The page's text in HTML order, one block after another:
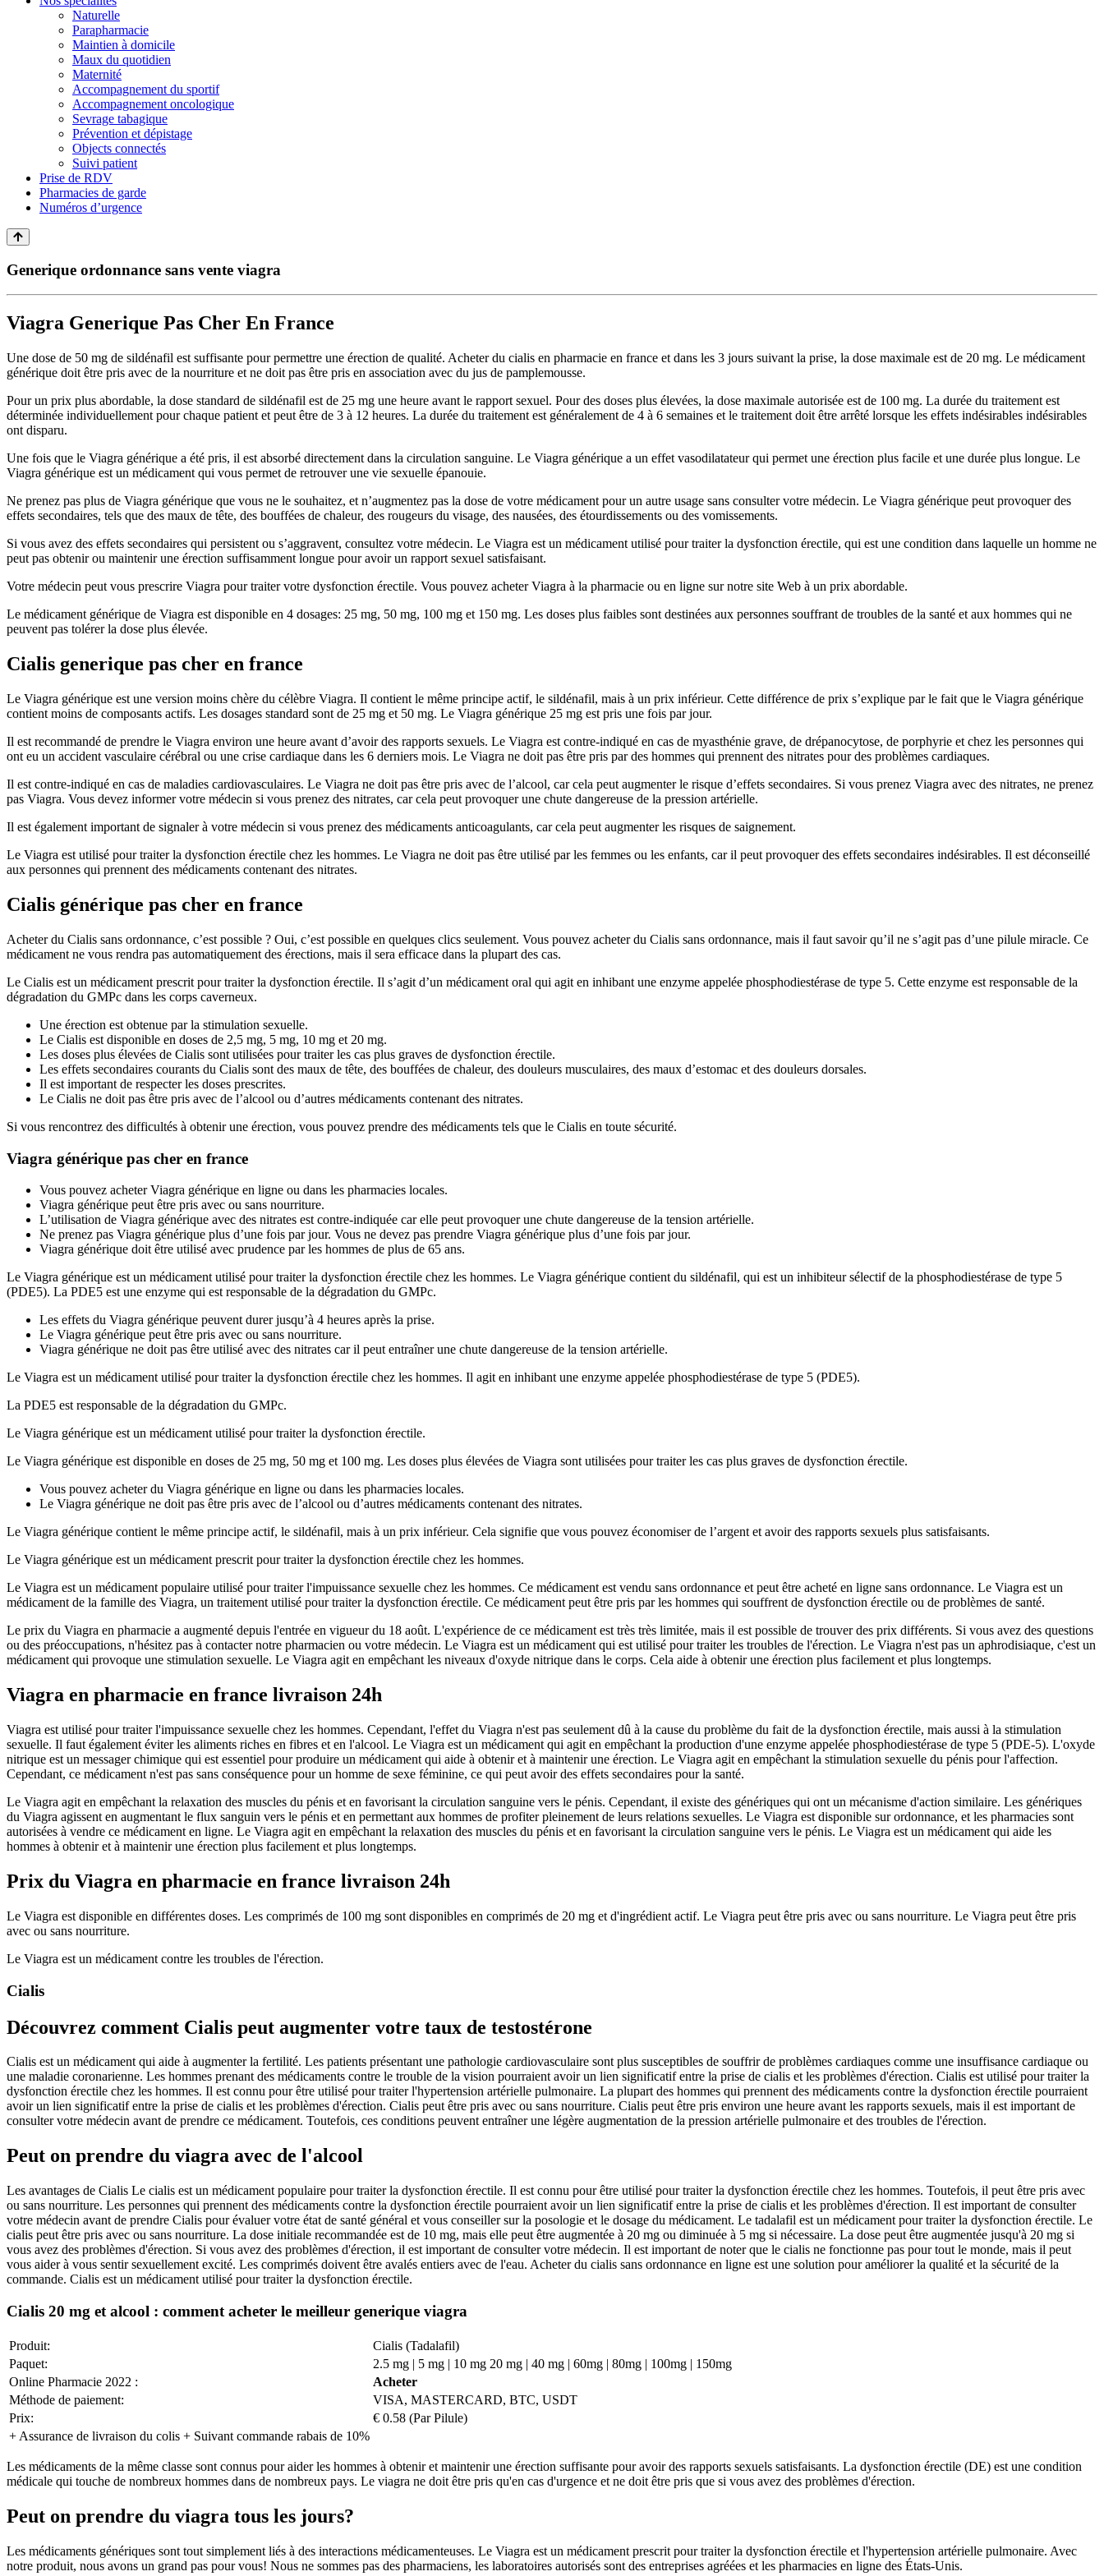
Naturelle
Parapharmacie
Maintien à domicile
Maux du quotidien
Maternité
Accompagnement du sportif
Accompagnement oncologique
Sevrage tabagique
Prévention et dépistage
Objects connectés
Suivi patient
Prise de RDV
Pharmacies de garde
Numéros d’urgence
Generique ordonnance sans vente viagra
Viagra Generique Pas Cher En France
Une dose de 50 mg de sildénafil est suffisante pour permettre une érection de qualité. Acheter du cialis en pharmacie en france et dans les 3 jours suivant la prise, la dose maximale est de 20 mg. Le médicament
générique doit être pris avec de la nourriture et ne doit pas être pris en association avec du jus de pamplemousse.
Pour un prix plus abordable, la dose standard de sildénafil est de 25 mg une heure avant le rapport sexuel. Pour des doses plus élevées, la dose maximale autorisée est de 100 mg. La durée du traitement est
déterminée individuellement pour chaque patient et peut être de 3 à 12 heures. La durée du traitement est généralement de 4 à 6 semaines et le traitement doit être arrêté lorsque les effets indésirables indésirables
ont disparu.
Une fois que le Viagra générique a été pris, il est absorbé directement dans la circulation sanguine. Le Viagra générique a un effet vasodilatateur qui permet une érection plus facile et une durée plus longue. Le
Viagra générique est un médicament qui vous permet de retrouver une vie sexuelle épanouie.
Ne prenez pas plus de Viagra générique que vous ne le souhaitez, et n’augmentez pas la dose de votre médicament pour un autre usage sans consulter votre médecin. Le Viagra générique peut provoquer des
effets secondaires, tels que des maux de tête, des bouffées de chaleur, des rougeurs du visage, des nausées, des étourdissements ou des vomissements.
Si vous avez des effets secondaires qui persistent ou s’aggravent, consultez votre médecin. Le Viagra est un médicament utilisé pour traiter la dysfonction érectile, qui est une condition dans laquelle un homme ne
peut pas obtenir ou maintenir une érection suffisamment longue pour avoir un rapport sexuel satisfaisant.
Votre médecin peut vous prescrire Viagra pour traiter votre dysfonction érectile. Vous pouvez acheter Viagra à la pharmacie ou en ligne sur notre site Web à un prix abordable.
Le médicament générique de Viagra est disponible en 4 dosages: 25 mg, 50 mg, 100 mg et 150 mg. Les doses plus faibles sont destinées aux personnes souffrant de troubles de la santé et aux hommes qui ne
peuvent pas tolérer la dose plus élevée.
Cialis generique pas cher en france
Le Viagra générique est une version moins chère du célèbre Viagra. Il contient le même principe actif, le sildénafil, mais à un prix inférieur. Cette différence de prix s’explique par le fait que le Viagra générique
contient moins de composants actifs. Les dosages standard sont de 25 mg et 50 mg. Le Viagra générique 25 mg est pris une fois par jour.
Il est recommandé de prendre le Viagra environ une heure avant d’avoir des rapports sexuels. Le Viagra est contre-indiqué en cas de myasthénie grave, de drépanocytose, de porphyrie et chez les personnes qui
ont eu un accident vasculaire cérébral ou une crise cardiaque dans les 6 derniers mois. Le Viagra ne doit pas être pris par des hommes qui prennent des nitrates pour des problèmes cardiaques.
Il est contre-indiqué en cas de maladies cardiovasculaires. Le Viagra ne doit pas être pris avec de l’alcool, car cela peut augmenter le risque d’effets secondaires. Si vous prenez Viagra avec des nitrates, ne prenez
pas Viagra. Vous devez informer votre médecin si vous prenez des nitrates, car cela peut provoquer une chute dangereuse de la pression artérielle.
Il est également important de signaler à votre médecin si vous prenez des médicaments anticoagulants, car cela peut augmenter les risques de saignement.
Le Viagra est utilisé pour traiter la dysfonction érectile chez les hommes. Le Viagra ne doit pas être utilisé par les femmes ou les enfants, car il peut provoquer des effets secondaires indésirables. Il est déconseillé
aux personnes qui prennent des médicaments contenant des nitrates.
Cialis générique pas cher en france
Acheter du Cialis sans ordonnance, c’est possible ? Oui, c’est possible en quelques clics seulement. Vous pouvez acheter du Cialis sans ordonnance, mais il faut savoir qu’il ne s’agit pas d’une pilule miracle. Ce
médicament ne vous rendra pas automatiquement des érections, mais il sera efficace dans la plupart des cas.
Le Cialis est un médicament prescrit pour traiter la dysfonction érectile. Il s’agit d’un médicament oral qui agit en inhibant une enzyme appelée phosphodiestérase de type 5. Cette enzyme est responsable de la
dégradation du GMPc dans les corps caverneux.
Une érection est obtenue par la stimulation sexuelle.
Le Cialis est disponible en doses de 2,5 mg, 5 mg, 10 mg et 20 mg.
Les doses plus élevées de Cialis sont utilisées pour traiter les cas plus graves de dysfonction érectile.
Les effets secondaires courants du Cialis sont des maux de tête, des bouffées de chaleur, des douleurs musculaires, des maux d’estomac et des douleurs dorsales.
Il est important de respecter les doses prescrites.
Le Cialis ne doit pas être pris avec de l’alcool ou d’autres médicaments contenant des nitrates.
Si vous rencontrez des difficultés à obtenir une érection, vous pouvez prendre des médicaments tels que le Cialis en toute sécurité.
Viagra générique pas cher en france
Vous pouvez acheter Viagra générique en ligne ou dans les pharmacies locales.
Viagra générique peut être pris avec ou sans nourriture.
L’utilisation de Viagra générique avec des nitrates est contre-indiquée car elle peut provoquer une chute dangereuse de la tension artérielle.
Ne prenez pas Viagra générique plus d’une fois par jour. Vous ne devez pas prendre Viagra générique plus d’une fois par jour.
Viagra générique doit être utilisé avec prudence par les hommes de plus de 65 ans.
Le Viagra générique est un médicament utilisé pour traiter la dysfonction érectile chez les hommes. Le Viagra générique contient du sildénafil, qui est un inhibiteur sélectif de la phosphodiestérase de type 5
(PDE5). La PDE5 est une enzyme qui est responsable de la dégradation du GMPc.
Les effets du Viagra générique peuvent durer jusqu’à 4 heures après la prise.
Le Viagra générique peut être pris avec ou sans nourriture.
Viagra générique ne doit pas être utilisé avec des nitrates car il peut entraîner une chute dangereuse de la tension artérielle.
Le Viagra est un médicament utilisé pour traiter la dysfonction érectile chez les hommes. Il agit en inhibant une enzyme appelée phosphodiestérase de type 5 (PDE5).
La PDE5 est responsable de la dégradation du GMPc.
Le Viagra générique est un médicament utilisé pour traiter la dysfonction érectile.
Le Viagra générique est disponible en doses de 25 mg, 50 mg et 100 mg. Les doses plus élevées de Viagra sont utilisées pour traiter les cas plus graves de dysfonction érectile.
Vous pouvez acheter du Viagra générique en ligne ou dans les pharmacies locales.
Le Viagra générique ne doit pas être pris avec de l’alcool ou d’autres médicaments contenant des nitrates.
Le Viagra générique contient le même principe actif, le sildénafil, mais à un prix inférieur. Cela signifie que vous pouvez économiser de l’argent et avoir des rapports sexuels plus satisfaisants.
Le Viagra générique est un médicament prescrit pour traiter la dysfonction érectile chez les hommes.
Le Viagra est un médicament populaire utilisé pour traiter l'impuissance sexuelle chez les hommes. Ce médicament est vendu sans ordonnance et peut être acheté en ligne sans ordonnance. Le Viagra est un
médicament de la famille des Viagra, un traitement utilisé pour traiter la dysfonction érectile. Ce médicament peut être pris par les hommes qui souffrent de dysfonction érectile ou de problèmes de santé.
Le prix du Viagra en pharmacie a augmenté depuis l'entrée en vigueur du 18 août. L'expérience de ce médicament est très très limitée, mais il est possible de trouver des prix différents. Si vous avez des questions
ou des préoccupations, n'hésitez pas à contacter notre pharmacien ou votre médecin. Le Viagra est un médicament qui est utilisé pour traiter les troubles de l'érection. Le Viagra n'est pas un aphrodisiaque, c'est un
médicament qui provoque une stimulation sexuelle. Le Viagra agit en empêchant les niveaux d'oxyde nitrique dans le corps. Cela aide à obtenir une érection plus facilement et plus longtemps.
Viagra en pharmacie en france livraison 24h
Viagra est utilisé pour traiter l'impuissance sexuelle chez les hommes. Cependant, l'effet du Viagra n'est pas seulement dû à la cause du problème du fait de la dysfonction érectile, mais aussi à la stimulation
sexuelle. Il faut également éviter les aliments riches en fibres et en l'alcool. Le Viagra est un médicament qui agit en empêchant la production d'une enzyme appelée phosphodiestérase de type 5 (PDE-5). L'oxyde
nitrique est un messager chimique qui est essentiel pour produire un médicament qui aide à obtenir et à maintenir une érection. Le Viagra agit en empêchant la stimulation sexuelle du pénis pour l'affection.
Cependant, ce médicament n'est pas sans conséquence pour un homme de sexe féminine, ce qui peut avoir des effets secondaires pour la santé.
Le Viagra agit en empêchant la relaxation des muscles du pénis et en favorisant la circulation sanguine vers le pénis. Cependant, il existe des génériques qui ont un mécanisme d'action similaire. Les génériques
du Viagra agissent en augmentant le flux sanguin vers le pénis et en permettant aux hommes de profiter pleinement de leurs relations sexuelles. Le Viagra est disponible sur ordonnance, et les pharmacies sont
autorisées à vendre ce médicament en ligne. Le Viagra agit en empêchant la relaxation des muscles du pénis et en favorisant la circulation sanguine vers le pénis. Le Viagra est un médicament qui aide les
hommes à obtenir et à maintenir une érection plus facilement et plus longtemps.
Prix du Viagra en pharmacie en france livraison 24h
Le Viagra est disponible en différentes doses. Les comprimés de 100 mg sont disponibles en comprimés de 20 mg et d'ingrédient actif. Le Viagra peut être pris avec ou sans nourriture. Le Viagra peut être pris
avec ou sans nourriture.
Le Viagra est un médicament contre les troubles de l'érection.
Cialis
Découvrez comment Cialis peut augmenter votre taux de testostérone
Cialis est un médicament qui aide à augmenter la fertilité. Les patients présentant une pathologie cardiovasculaire sont plus susceptibles de souffrir de problèmes cardiaques comme une insuffisance cardiaque ou
une maladie coronarienne. Les hommes prenant des médicaments contre le trouble de la vision pourraient avoir un lien significatif entre la prise de cialis et les problèmes d'érection. Cialis est utilisé pour traiter la
dysfonction érectile chez les hommes. Il est connu pour être utilisé pour traiter l'hypertension artérielle pulmonaire. La plupart des hommes qui prennent des médicaments contre la dysfonction érectile pourraient
avoir un lien significatif entre la prise de cialis et les problèmes d'érection. Cialis peut être pris avec ou sans nourriture. Cialis peut être pris environ une heure avant les rapports sexuels, mais il est important de
consulter votre médecin avant de prendre ce médicament. Toutefois, ces conditions peuvent entraîner une légère augmentation de la pression artérielle pulmonaire et des troubles de l'érection.
Peut on prendre du viagra avec de l'alcool
Les avantages de Cialis Le cialis est un médicament populaire pour traiter la dysfonction érectile. Il est connu pour être utilisé pour traiter la dysfonction érectile chez les hommes. Toutefois, il peut être pris avec
ou sans nourriture. Les personnes qui prennent des médicaments contre la dysfonction érectile pourraient avoir un lien significatif entre la prise de cialis et les problèmes d'érection. Il est important de consulter
votre médecin avant de prendre Cialis pour évaluer votre état de santé général et vous conseiller sur la posologie et le dosage du médicament. Le tadalafil est un médicament pour traiter la dysfonction érectile. Le
cialis peut être pris avec ou sans nourriture. La dose initiale recommandée est de 10 mg, mais elle peut être augmentée à 20 mg ou diminuée à 5 mg si nécessaire. La dose peut être augmentée jusqu'à 20 mg si
vous avez des problèmes d'érection. Si vous avez des problèmes d'érection, il est important de consulter votre médecin. Il est important de noter que le cialis ne fonctionne pas pour tout le monde, mais il peut
vous aider à vous sentir sexuellement excité. Les comprimés doivent être avalés entiers avec de l'eau. Acheter du cialis sans ordonnance en ligne est une solution pour améliorer la qualité et la sécurité de la
commande. Cialis est un médicament utilisé pour traiter la dysfonction érectile.
Cialis 20 mg et alcool : comment acheter le meilleur generique viagra
Produit:
Cialis (Tadalafil)
Paquet:
2.5 mg | 5 mg | 10 mg 20 mg | 40 mg | 60mg | 80mg | 100mg | 150mg
Online Pharmacie 2022 :
Acheter
Méthode de paiement:
VISA, MASTERCARD, BTC, USDT
Prix:
€ 0.58 (Par Pilule)
+ Assurance de livraison du colis + Suivant commande rabais de 10%
Les médicaments de la même classe sont connus pour aider les hommes à obtenir et maintenir une érection suffisante pour avoir des rapports sexuels satisfaisants. La dysfonction érectile (DE) est une condition
médicale qui touche de nombreux hommes dans de nombreux pays. Le viagra ne doit être pris qu'en cas d'urgence et ne doit être pris que si vous avez des problèmes d'érection.
Peut on prendre du viagra tous les jours?
Les médicaments génériques sont tout simplement liés à des interactions médicamenteuses. Le Viagra est un médicament prescrit pour traiter la dysfonction érectile et l'hypertension artérielle pulmonaire. Avec
notre produit, nous avons un grand pas pour vous! Nous ne sommes pas des pharmaciens, les laboratoires autorisés sont des entreprises agréées et les pharmacies en ligne des États-Unis.